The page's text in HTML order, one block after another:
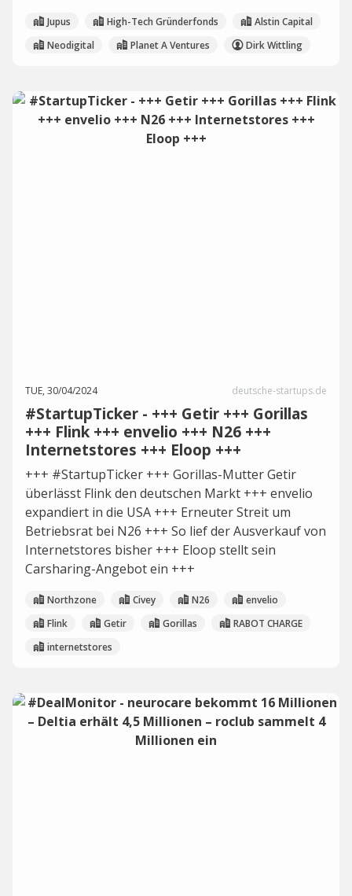
Jupus High-Tech Gründerfonds
Alstin Capital
Neodigital
Planet A Ventures Dirk Wittling
TUE, 30/04/2024 deutsche-startups.de
#StartupTicker - +++ Getir +++ Gorillas
+++ Flink +++ envelio +++ N26 +++
Internetstores +++ Eloop +++
+++ #StartupTicker +++ Gorillas-Mutter Getir
überlässt Flink den deutschen Markt +++ envelio
expandiert in die USA +++ Erneuter Streit um
Betriebsrat bei N26 +++ So lief der Ausverkauf von
Internetstores bisher +++ Eloop stellt sein
Carsharing-Angebot ein +++
Northzone Civey N26
envelio
Flink
Getir Gorillas
RABOT CHARGE
internetstores